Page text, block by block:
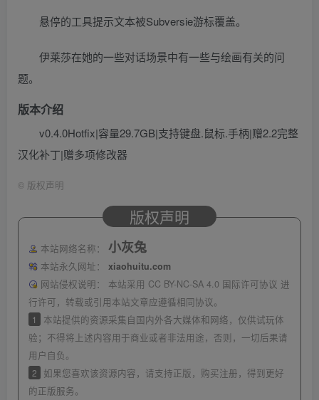
悬停的工具提示文本被Subversie游标覆盖。
伊莱莎在她的一些对话场景中有一些与绘画有关的问
题。
版本介绍
v0.4.0Hotfix|容量29.7GB|支持键盘.鼠标.手柄|赠2.2完整
汉化补丁|赠多项修改器
© 版权声明
版权声明
本站网络名称： 小灰兔
本站永久网址：
xiaohuitu.com
网站侵权说明：
本站采用 CC BY-NC-SA 4.0 国际许可协议 进
行许可，转载或引用本站文章应遵循相同协议。
1
本站提供的资源采集自国内外各大媒体和网络，仅供试玩体
验；不得将上述内容用于商业或者非法用途，否则，一切后果请
用户自负。
2
如果您喜欢该资源内容，请支持正版，购买注册，得到更好
的正版服务。